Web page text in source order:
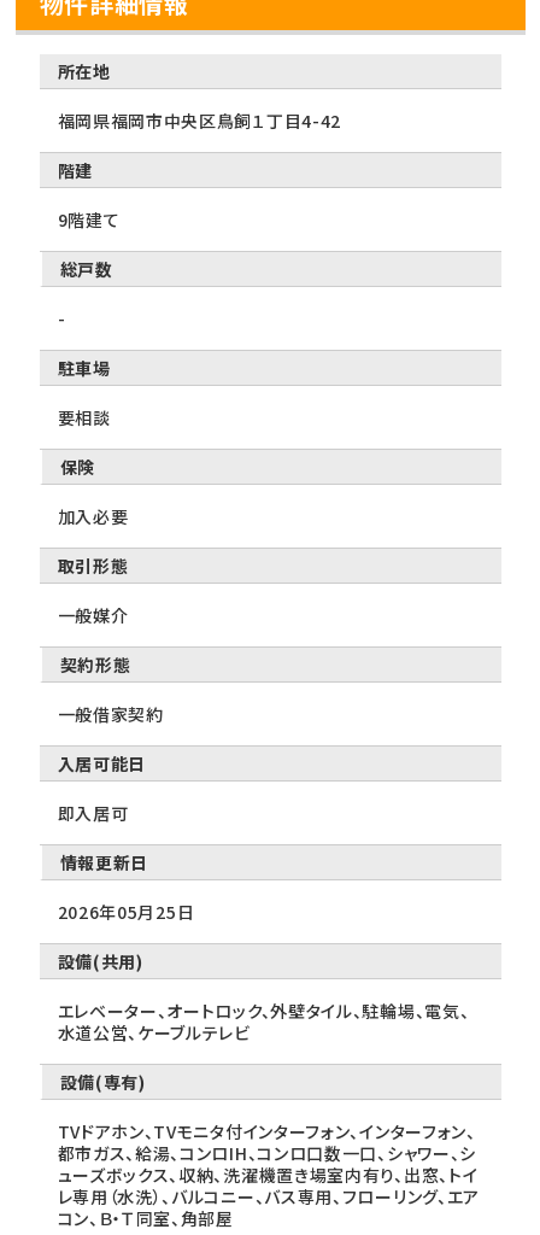
所在地
福岡県福岡市中央区鳥飼１丁目4-42
階建
9階建て
総戸数
-
駐車場
要相談
保険
加入必要
取引形態
一般媒介
契約形態
一般借家契約
入居可能日
即入居可
情報更新日
2026年05月25日
設備(共用)
エレベーター、オートロック、外壁タイル、駐輪場、電気、
水道公営、ケーブルテレビ
設備(専有)
TVドアホン、TVモニタ付インターフォン、インターフォン、
都市ガス、給湯、コンロIH、コンロ口数一口、シャワー、シ
ューズボックス、収納、洗濯機置き場室内有り、出窓、トイ
レ専用（水洗）、バルコニー、バス専用、フローリング、エア
コン、Ｂ・Ｔ同室、角部屋